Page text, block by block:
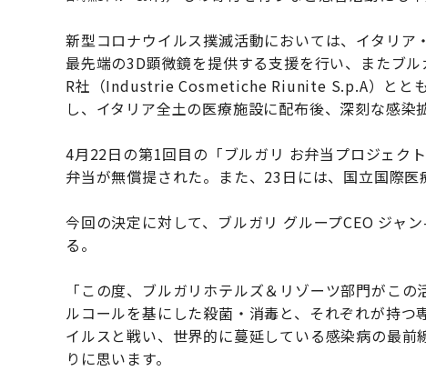
新型コロナウイルス撲滅活動においては、イタリ
最先端の3D顕微鏡を提供する支援を行い、またブ
R社（Industrie Cosmetiche Riunite S.p.A）とと
し、イタリア全土の医療施設に配布後、深刻な感染
4月22日の第1回目の「ブルガリ お弁当プロジェク
弁当が無償提された。また、23日には、国立国際医
今回の決定に対して、ブルガリ グループCEO ジャ
る。
「この度、ブルガリホテルズ＆リゾーツ部門がこ
ルコールを基にした殺菌・消毒と、それぞれが持
イルスと戦い、世界的に蔓延している感染病の最
りに思います。